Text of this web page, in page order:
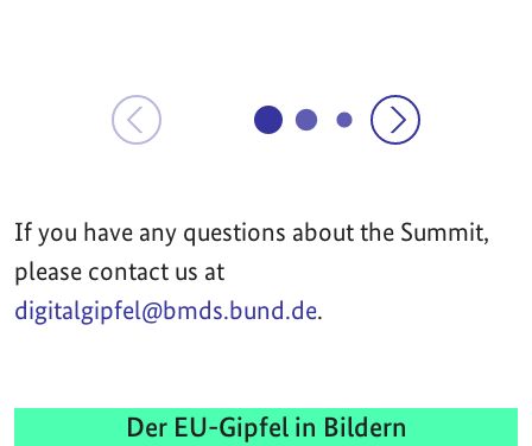
If you have any questions about the Summit,
please contact us at
digitalgipfel@bmds.bund.de.
Der EU-Gipfel in Bildern